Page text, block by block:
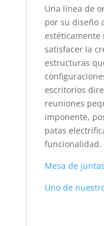
Una línea de
por su diseño
estéticamente
satisfacer la
estructuras
escritorios
reuniones
imponente,
patas
funcionalidad.
Mesa de
Uno de